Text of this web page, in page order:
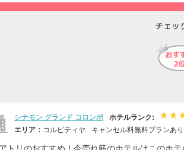
チェッ
シナモン グランド コロンボ
ホテルランク:
エリア： コルピティヤ キャンセル料無料プランあり